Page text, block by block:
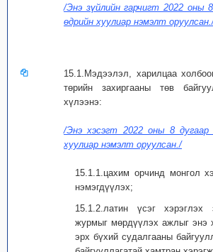
/Энэ зүйлийн гарчигт 2022 оны 8
өдрийн хуулиар нэмэлт
15.1.Мэдээлэл, харилцаа
төрийн захиргааны төв
хүлээнэ:
/Энэ хэсэгт 2022 оны 8 дугаар
хуулиар нэмэлт оруулсан./
15.1.1.цахим орчинд монгол
нэмэгдүүлэх;
15.1.2.латин үсэг хэрэглэх
журмыг мөрдүүлэх ажлыг энэ
эрх бүхий судалгааны